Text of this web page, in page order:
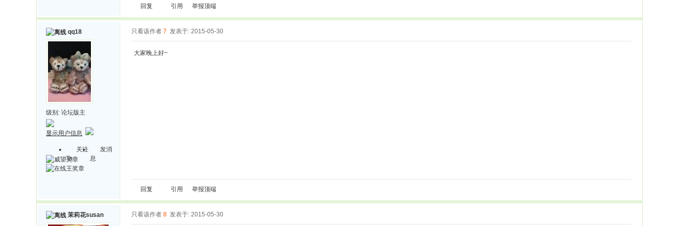
回复 引用 举报顶端
qq18
级别: 论坛版主
显示用户信息
关注
Ta
发消
息
只看该作者 7 发表于: 2015-05-30
大家晚上好~
回复 引用 举报顶端
茉莉花susan 只看该作者 8 发表于: 2015-05-30